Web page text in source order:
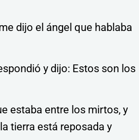
dijo el ángel que hablaba
y dijo: Estos son los
estaba entre los mirtos, y
tierra está reposada y